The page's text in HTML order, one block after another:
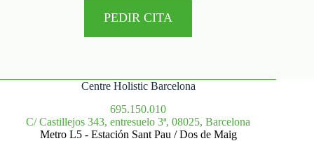
PEDIR CITA
Centre Holistic Barcelona
695.150.010
C/ Castillejos 343, entresuelo 3ª, 08025, Barcelona
Metro L5 - Estación Sant Pau / Dos de Maig